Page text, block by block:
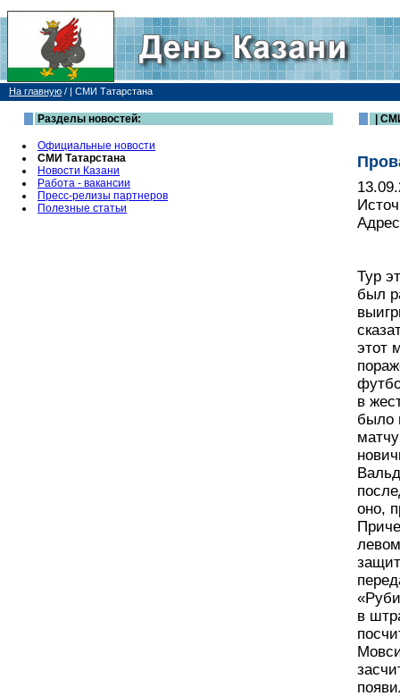
На главную / | СМИ Татарстана
Разделы новостей:
Официальные новости
СМИ Татарстана
Новости Казани
Работа - вакансии
Пресс-релизы партнеров
Полезные статьи
|
Тур
был
этот
в
было
оно,
в